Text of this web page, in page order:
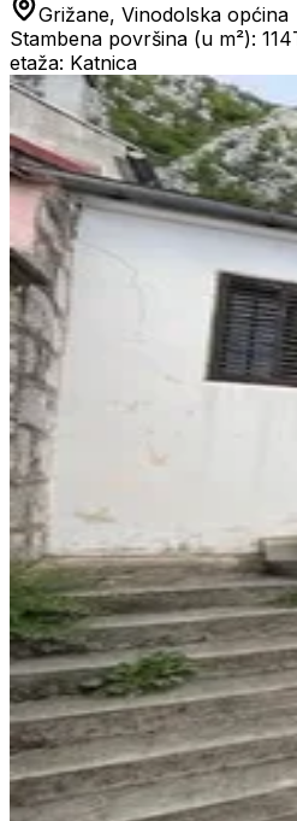
Grižane, Vinodolska općina
Stambena površina (u m²): 114
etaža: Katnica